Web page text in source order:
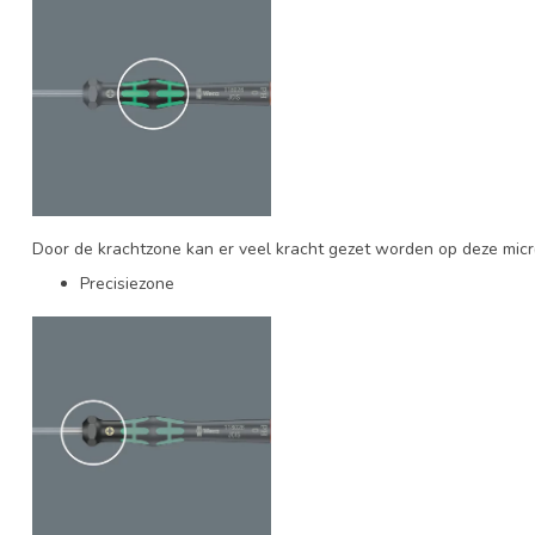
Door de krachtzone kan er veel kracht gezet worden op deze
Precisiezone